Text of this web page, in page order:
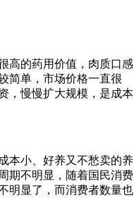
高的药用价值，肉质口感
简单，市场价格一直很
，慢慢扩大规模，是成本
本小、好养又不愁卖的养
期不明显，随着国民消费
明显了，而消费者数量也